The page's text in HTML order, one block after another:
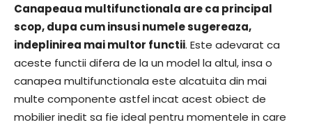
Canapeaua multifunctionala are ca principal
scop, dupa cum insusi numele sugereaza,
indeplinirea mai multor functii. Este adevarat ca
aceste functii difera de la un model la altul, insa o
canapea multifunctionala este alcatuita din mai
multe componente astfel incat acest obiect de
mobilier inedit sa fie ideal pentru momentele in care